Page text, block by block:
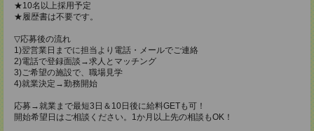
★10名以上採用予定
★履歴書は不要です。
▽応募後の流れ
1)翌営業日までに担当より電話・メールでご連絡
2)電話で登録面談→求人とマッチング
3)ご希望の施設で、職場見学
4)就業決定→勤務開始
応募→就業まで最短3日＆10日後に給料GETも可！
開始希望日はご相談ください。1か月以上先の相談もOK！